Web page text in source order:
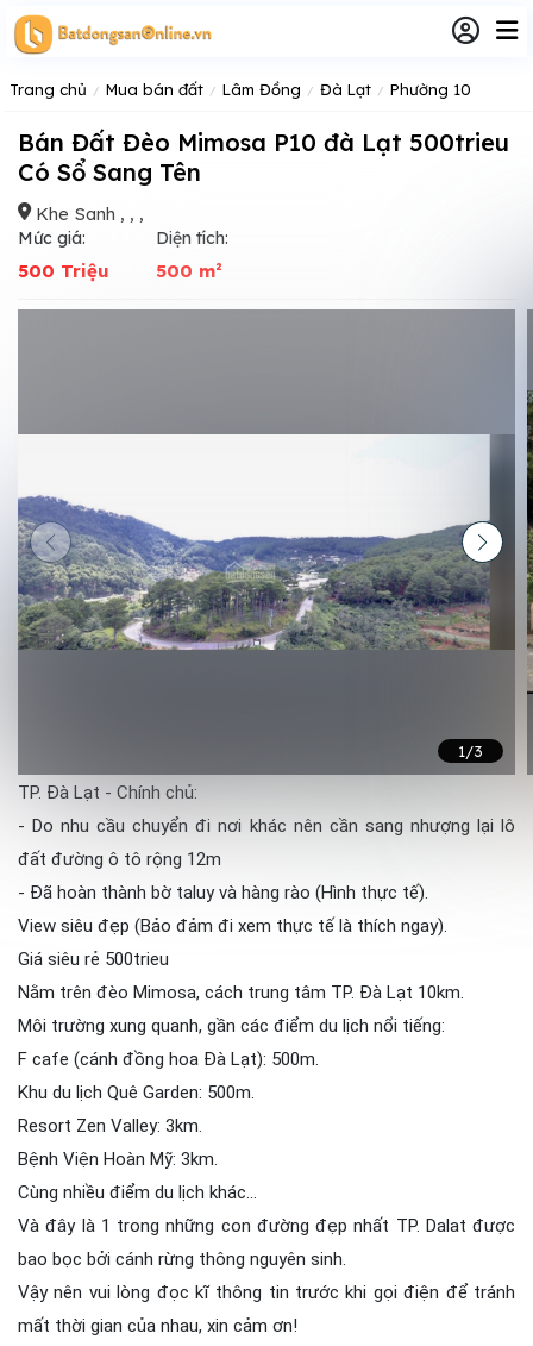
Trang chủ Mua bán đất Lâm Đồng Đà Lạt Phường 10
Bán Đất Đèo Mimosa P10 đà Lạt 500trieu
Có Sổ Sang Tên
Khe Sanh , , ,
Mức giá:
500 Triệu
Diện tích:
500 m²
1/3
TP. Đà Lạt - Chính chủ:
- Do nhu cầu chuyển đi nơi khác nên cần sang nhượng lại lô
đất đường ô tô rộng 12m
- Đã hoàn thành bờ taluy và hàng rào (Hình thực tế).
View siêu đẹp (Bảo đảm đi xem thực tế là thích ngay).
Giá siêu rẻ 500trieu
Nằm trên đèo Mimosa, cách trung tâm TP. Đà Lạt 10km.
Môi trường xung quanh, gần các điểm du lịch nổi tiếng:
F cafe (cánh đồng hoa Đà Lạt): 500m.
Khu du lịch Quê Garden: 500m.
Resort Zen Valley: 3km.
Bệnh Viện Hoàn Mỹ: 3km.
Cùng nhiều điểm du lịch khác...
Và đây là 1 trong những con đường đẹp nhất TP. Dalat được
bao bọc bởi cánh rừng thông nguyên sinh.
Vậy nên vui lòng đọc kĩ thông tin trước khi gọi điện để tránh
mất thời gian của nhau, xin cảm ơn!